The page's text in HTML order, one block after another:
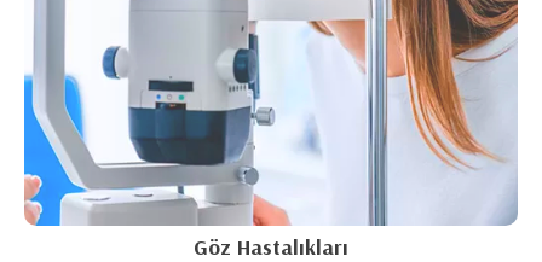
Göz Hastalıkları